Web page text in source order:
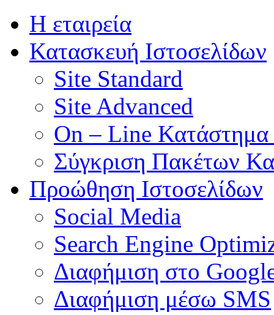
Η εταιρεία
Κατασκευή Ιστοσελίδων
Site Standard
Site Advanced
On – Line Κατάστημα
Σύγκριση Πακέτων
Προώθηση Ιστοσελίδων
Social Media
Search Engine
Διαφήμιση στο
Διαφήμιση μέσω SMS